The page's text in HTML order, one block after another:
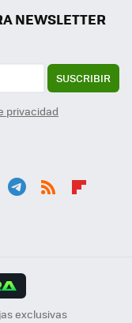
NEWSLETTER
SUSCRIBIR
privacidad
exclusivas